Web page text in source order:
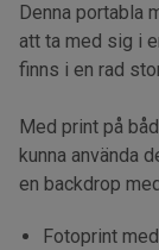
Denna portabla
att ta med sig i
finns i en rad
Med print på
kunna använda
en backdrop
Fotoprint